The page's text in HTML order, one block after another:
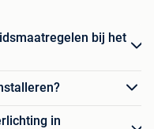
bij het
in